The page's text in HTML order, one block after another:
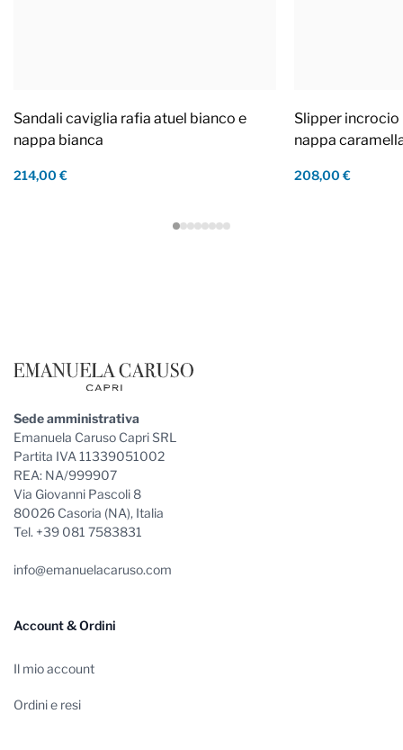
Sandali caviglia rafia atuel bianco e
nappa bianca
214,00 €
Slipper incrocio
nappa
208,00 €
Sede amministrativa
Emanuela Caruso Capri SRL
Partita IVA 11339051002
REA: NA/999907
Via Giovanni Pascoli 8
80026 Casoria (NA), Italia
Tel. +39 081 7583831
info@emanuelacaruso.com
Account & Ordini
Il mio account
Ordini e resi